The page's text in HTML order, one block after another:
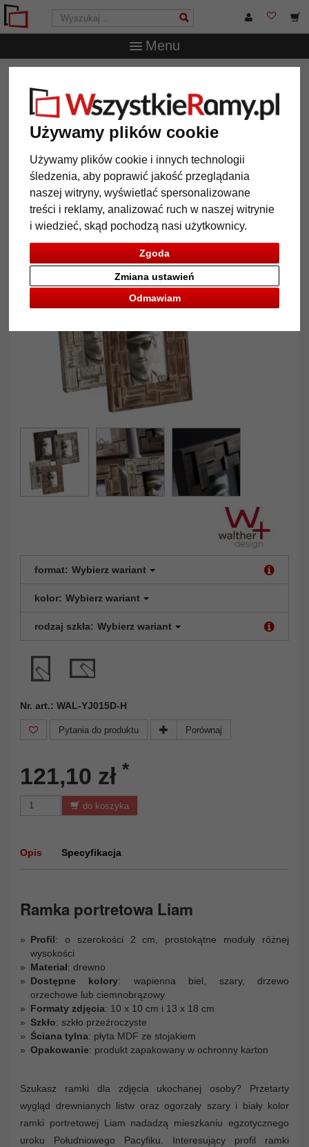
Używamy plików cookie
Używamy plików cookie i innych technologii
śledzenia, aby poprawić jakość przeglądania
naszej witryny, wyświetlać spersonalizowane
treści i reklamy, analizować ruch w naszej witrynie
i wiedzieć, skąd pochodzą nasi użytkownicy.
Zgoda
Odmawiam
Zmiana ustawień
Menu
na zdjęcia Liam
Ramka na zdjęcia Liam
Powrót
format: Wybierz wariant
kolor: Wybierz wariant
rodzaj szkła: Wybierz wariant
Nr. art.: WAL-YJ015D-H
Pytania do produktu Porównaj
121,10 zł *
do koszyka
Opis Specyfikacja
Ramka portretowa Liam
Profil: o szerokości 2 cm, prostokątne moduły różnej
wysokości
Materiał: drewno
Dostępne kolory: wapienna biel, szary, drzewo
orzechowe lub ciemnobrązowy
Formaty zdjęcia: 10 x 10 cm i 13 x 18 cm
Szkło: szkło przeźroczyste
Ściana tylna: płyta MDF ze stojakiem
Opakowanie: produkt zapakowany w ochronny karton
Szukasz ramki dla zdjęcia ukochanej osoby? Przetarty
wygląd drewnianych listw oraz ogorzały szary i biały kolor
ramki portretowej Liam nadadzą mieszkaniu egzotycznego
uroku Południowego Pacyfiku. Interesujący profil ramki